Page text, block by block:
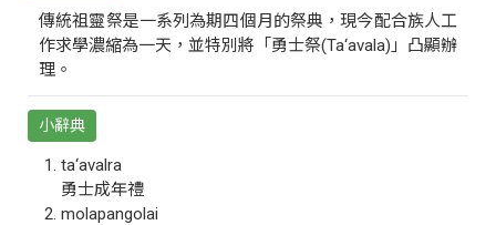
傳統祖靈祭是一系列為期四個月的祭典，現今配合族人工
作求學濃縮為一天，並特別將「勇士祭(Ta‘avala)」凸顯辦
理。
小辭典
ta‘avalra
勇士成年禮
molapangolai